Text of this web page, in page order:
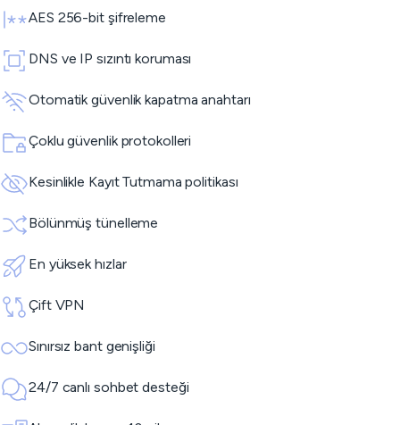
AES 256-bit şifreleme
DNS ve IP sızıntı koruması
Otomatik güvenlik kapatma anahtarı
Çoklu güvenlik protokolleri
Kesinlikle Kayıt Tutmama politikası
Bölünmüş tünelleme
En yüksek hızlar
Çift VPN
Sınırsız bant genişliği
24/7 canlı sohbet desteği